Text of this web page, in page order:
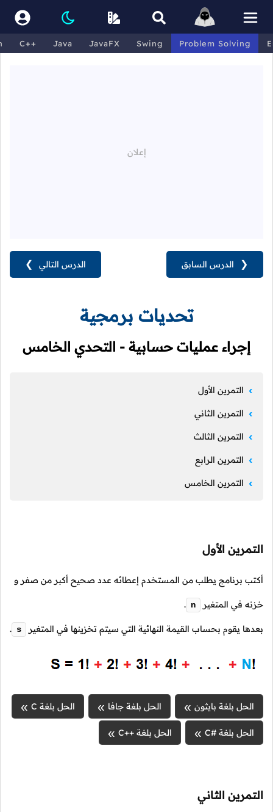
C++ Java JavaFX Swing Problem Solving
الدرس التالي ❯ ❮ الدرس السابق
تحديات برمجية
إجراء عمليات حسابية - التحدي الخامس
التمرين الأول
التمرين الثاني
التمرين الثالث
التمرين الرابع
التمرين الخامس
التمرين الأول
أكتب برنامج يطلب من المستخدم إعطائه عدد صحيح أكبر من صفر و
خزنه في المتغير n
.
بعدها يقوم بحساب القيمة النهائية التي سيتم تخزينها في المتغير s
.
الحل بلغة بايثون الحل بلغة جافا الحل بلغة C
الحل بلغة #C الحل بلغة ++C
التمرين الثاني